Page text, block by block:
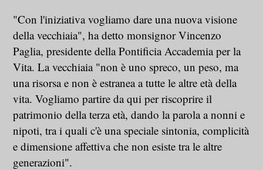
"Con l'iniziativa vogliamo dare una nuova visione
della vecchiaia", ha detto monsignor Vincenzo
Paglia, presidente della Pontificia Accademia per la
Vita. La vecchiaia "non è uno spreco, un peso, ma
una risorsa e non è estranea a tutte le altre età della
vita. Vogliamo partire da qui per riscoprire il
patrimonio della terza età, dando la parola a nonni e
nipoti, tra i quali c'è una speciale sintonia, complicità
e dimensione affettiva che non esiste tra le altre
generazioni".